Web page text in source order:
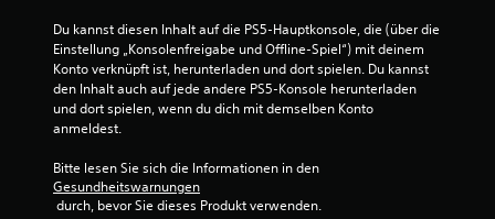
Du kannst diesen Inhalt auf die PS5-Hauptkonsole, die (über die
Einstellung „Konsolenfreigabe und Offline-Spiel“) mit deinem
Konto verknüpft ist, herunterladen und dort spielen. Du kannst
den Inhalt auch auf jede andere PS5-Konsole herunterladen
und dort spielen, wenn du dich mit demselben Konto
anmeldest.
Bitte lesen Sie sich die Informationen in den
Gesundheitswarnungen
durch, bevor Sie dieses Produkt verwenden.